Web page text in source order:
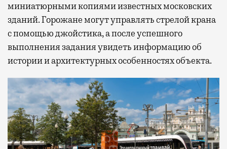
миниатюрными копиями известных московских
зданий. Горожане могут управлять стрелой крана
с помощью джойстика, а после успешного
выполнения задания увидеть информацию об
истории и архитектурных особенностях объекта.